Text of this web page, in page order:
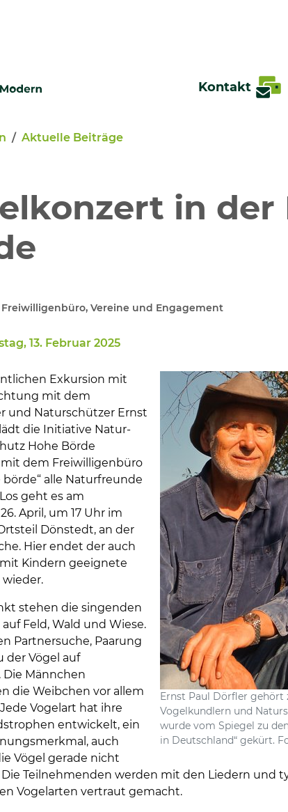
Kontakt
Aktuelle Beiträge
in der
Freiwilligenbüro, Vereine und Engagement
13. Februar 2025
Ernst Paul Dörfler gehört
Vogelkundlern und
wurde vom Spiegel zu
in Deutschland“ gekürt.
Exkursion mit
mit dem
und Naturschützer Ernst
die Initiative Natur-
Hohe Börde
dem Freiwilligenbüro
börde“ alle Naturfreunde
geht es am
April, um 17 Uhr im
Dönstedt, an der
Hier endet der auch
Kindern geeignete
wieder.
stehen die singenden
Feld, Wald und Wiese.
Partnersuche, Paarung
der Vögel auf
Männchen
die Weibchen vor allem
Vogelart hat ihre
entwickelt, ein
auch
Vögel gerade nicht
Teilnehmenden werden mit den Liedern und
Vogelarten vertraut gemacht.